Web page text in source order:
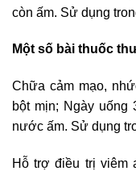
còn ấm. Sử dụng
Một số bài thuốc
Chữa cảm mạo,
bột mịn; Ngày uống
nước ấm. Sử dụng
Hỗ trợ điều trị viêm